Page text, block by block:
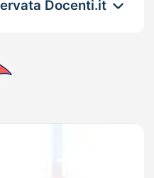
Docenti.it